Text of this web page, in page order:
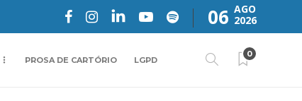
06 AGO
2026
PROSA DE CARTÓRIO LGPD
0